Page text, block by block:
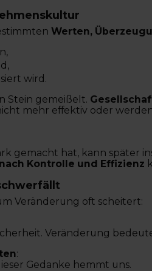
Werten,
wird.
Stein gemeißelt.
mehr effektiv oder
gemacht hat, kann später
Kontrolle und Effizienz
Veränderung oft scheitert:
Veränderung
:
Gedanke hemmt uns.